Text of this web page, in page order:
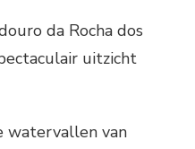
da Rocha dos
uitzicht
watervallen van